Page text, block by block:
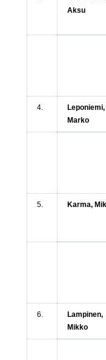
Aksu
4.
Leponiemi,
Marko
5. Karma,
6.
Lampinen,
Mikko